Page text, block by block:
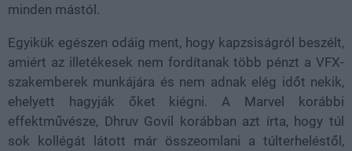
minden mástól.
Egyikük egészen odáig ment, hogy kapzsiságról beszélt,
amiért az illetékesek nem fordítanak több pénzt a VFX-
szakemberek munkájára és nem adnak elég időt nekik,
ehelyett hagyják őket kiégni. A Marvel korábbi
effektművésze, Dhruv Govil korábban azt írta, hogy túl
sok kollégát látott már összeomlani a túlterheléstől,